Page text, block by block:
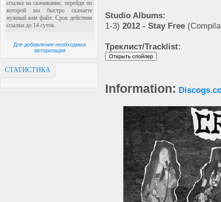
Для добавления необходима
авторизация
СТАТИСТИКА
Studio Albums:
1-3) 2012 - Stay Free
Треклист/Tracklist:
Information: